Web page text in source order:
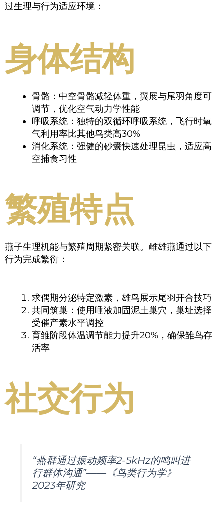
过生理与行为适应环境：
身体结构
骨骼：中空骨骼减轻体重，翼展与尾羽角度可
调节，优化空气动力学性能
呼吸系统：独特的双循环呼吸系统，飞行时氧
气利用率比其他鸟类高30%
消化系统：强健的砂囊快速处理昆虫，适应高
空捕食习性
繁殖特点
燕子生理机能与繁殖周期紧密关联。雌雄燕通过以下
行为完成繁衍：
求偶期分泌特定激素，雄鸟展示尾羽开合技巧
共同筑巢：使用唾液加固泥土巢穴，巢址选择
受催产素水平调控
育雏阶段体温调节能力提升20%，确保雏鸟存
活率
社交行为
“燕群通过振动频率2-5kHz的鸣叫进
行群体沟通”——《鸟类行为学》
2023年研究